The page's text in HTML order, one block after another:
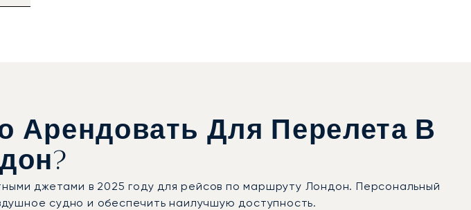
Арендовать Для Перелета В
джетами в 2025 году для рейсов по маршруту Лондон. Персональный
судно и обеспечить наилучшую доступность.